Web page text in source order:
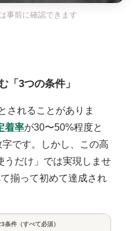
事前に確認できます
「3つの条件」
されることがありま
着率が30〜50%程度と
です。しかし、この高
うだけ」では実現しませ
揃って初めて達成され
条件（すべて必須）